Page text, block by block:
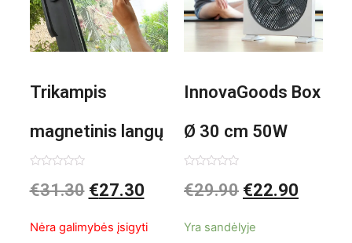
Trikampis
magnetinis langų
valiklis Klinmag
0
iš
€31.30 €27.30
Nėra galimybės įsigyti
InnovaGoods Box
Ø 30 cm 50W
Baltai pilkas
0
iš
€29.90 €22.90
Yra sandėlyje